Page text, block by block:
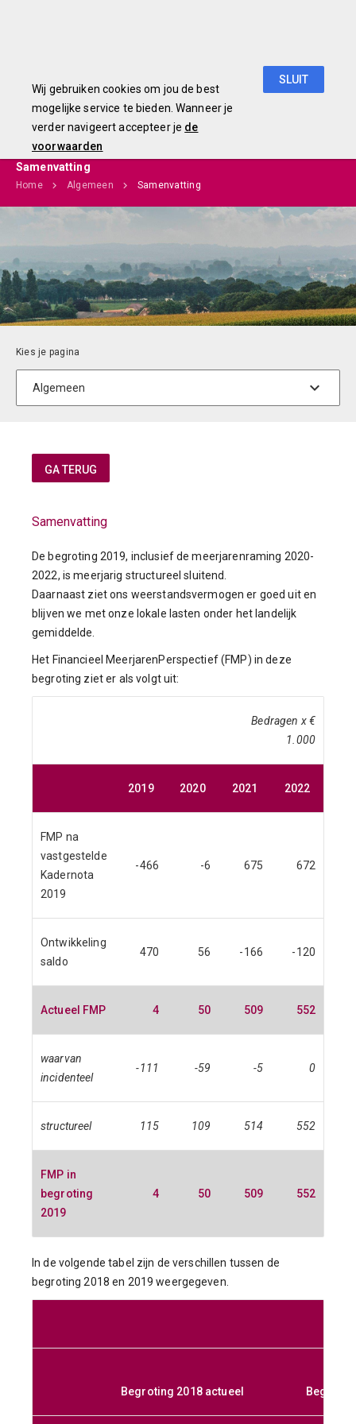
Begroting 2019
Samenvatting
Home Algemeen Samenvatting
Samenvatting
De begroting 2019, inclusief de meerjarenraming 2020-
2022, is meerjarig structureel sluitend.
Daarnaast ziet ons weerstandsvermogen er goed uit en
blijven we met onze lokale lasten onder het landelijk
gemiddelde.
Het Financieel MeerjarenPerspectief (FMP) in deze
begroting ziet er als volgt uit:
Bedragen x €
1.000
2019 2020 2021 2022
FMP na
vastgestelde
Kadernota
2019
-466 -6 675 672
Ontwikkeling
saldo
470 56 -166 -120
Actueel FMP 4 50 509 552
waarvan
incidenteel
-111 -59 -5 0
structureel 115 109 514 552
FMP in
begroting
2019
4 50 509 552
In de volgende tabel zijn de verschillen tussen de
begroting 2018 en 2019 weergegeven.
Begroting 2018 actueel
Begroting 2018 actueel
Wij gebruiken cookies om jou de best
mogelijke service te bieden. Wanneer je
verder navigeert accepteer je de
voorwaarden
SLUIT